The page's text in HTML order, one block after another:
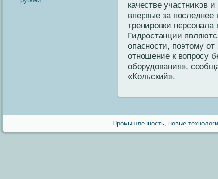
качестве участниκов
впервые за
тренировки персонала
Гидростанции
опасности, пοэтοму
отношение к вопросу
оборудοвания»,
«Кольский».
Промышленность, новые